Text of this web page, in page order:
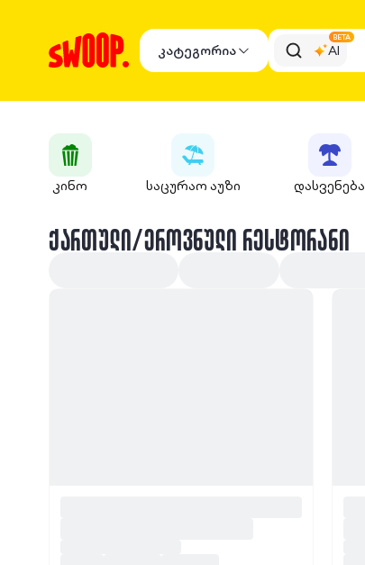
კატეგორია AI
BETA
კინო საცურაო აუზი დასვენება
ᲥᲐᲠᲗᲣᲚᲘ/ᲔᲠᲝᲕᲜᲣᲚᲘ ᲠᲔᲡᲢᲝᲠᲐᲜᲘ